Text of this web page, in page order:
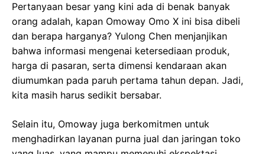
Pertanyaan besar yang kini ada di benak banyak
orang adalah, kapan Omoway Omo X ini bisa dibeli
dan berapa harganya? Yulong Chen menjanjikan
bahwa informasi mengenai ketersediaan produk,
harga di pasaran, serta dimensi kendaraan akan
diumumkan pada paruh pertama tahun depan. Jadi,
kita masih harus sedikit bersabar.
Selain itu, Omoway juga berkomitmen untuk
menghadirkan layanan purna jual dan jaringan toko